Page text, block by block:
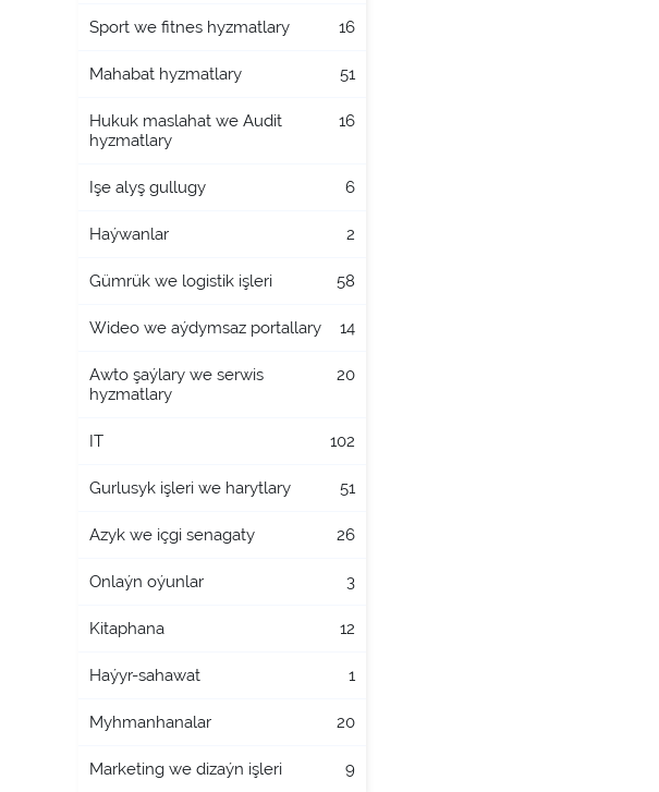
Sport we fitnes hyzmatlary 16
Mahabat hyzmatlary 51
Hukuk maslahat we Audit
hyzmatlary
16
Işe alyş gullugy 6
Haýwanlar 2
Gümrük we logistik işleri 58
Wideo we aýdymsaz portallary 14
Awto şaýlary we serwis
hyzmatlary
20
IT 102
Gurlusyk işleri we harytlary 51
Azyk we içgi senagaty 26
Onlaýn oýunlar 3
Kitaphana 12
Haýyr-sahawat 1
Myhmanhanalar 20
Marketing we dizaýn işleri 9